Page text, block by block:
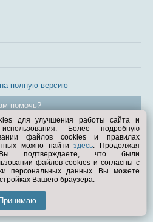
полную версию
помочь?
1998—2026
для улучшения работы сайта и
Более подробную
файлов cookies и правилах
можно найтиздесь. Продолжая
Вы подтверждаете, что были
файлов cookies и согласны с
персональных данных. Вы можете
Вашего браузера.
Принимаю